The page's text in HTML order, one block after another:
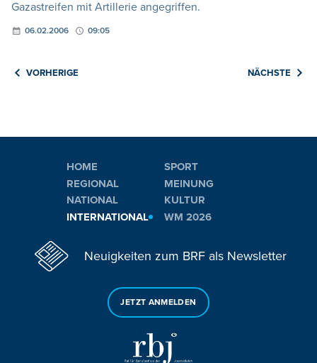
Gazastreifen mit Artillerie angegriffen.
06.02.2006 09:05
VORHERIGE NÄCHSTE
HOME
REGIONAL
NATIONAL
INTERNATIONAL
SPORT
MEINUNG
KULTUR
WM 2026
Neuigkeiten zum BRF als Newsletter
JETZT ANMELDEN